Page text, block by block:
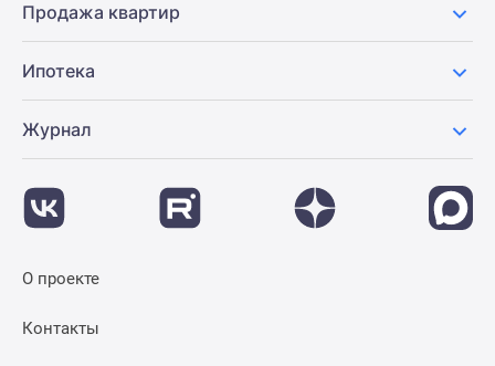
Продажа квартир
Ипотека
Журнал
О проекте
Контакты